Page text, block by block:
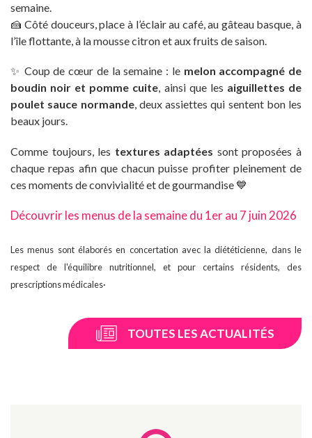
semaine.
🍰 Côté douceurs, place à l’éclair au café, au gâteau basque, à
l’île flottante, à la mousse citron et aux fruits de saison.
✨ Coup de cœur de la semaine : le melon accompagné de
boudin noir et pomme cuite, ainsi que les aiguillettes de
poulet sauce normande, deux assiettes qui sentent bon les
beaux jours.
Comme toujours, les textures adaptées sont proposées à
chaque repas afin que chacun puisse profiter pleinement de
ces moments de convivialité et de gourmandise 💙
Découvrir les menus de la semaine du 1er au 7 juin 2026
Les menus sont élaborés en concertation avec la diététicienne, dans le
respect de l'équilibre nutritionnel, et pour certains résidents, des
prescriptions médicales.
TOUTES LES ACTUALITÉS